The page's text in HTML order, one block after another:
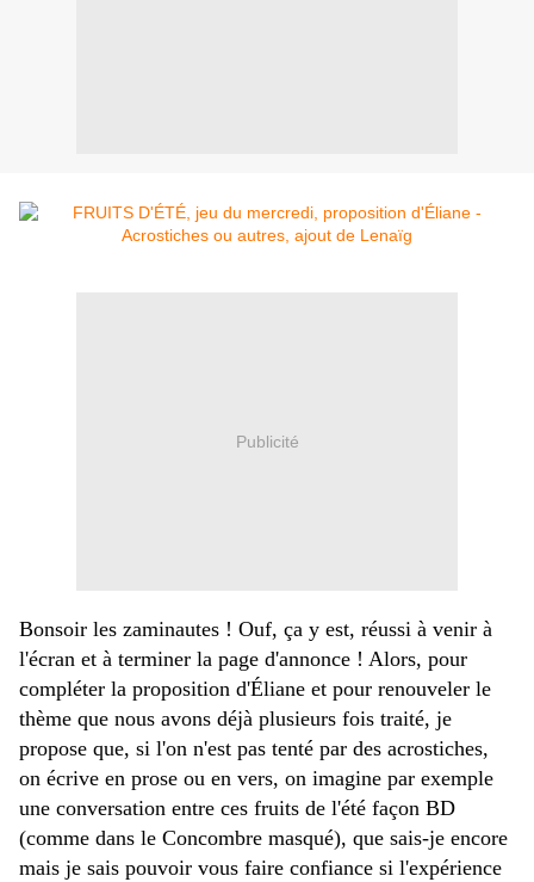
Publicité
Bonsoir les zaminautes ! Ouf, ça y est, réussi à venir à
l'écran et à terminer la page d'annonce ! Alors, pour
compléter la proposition d'Éliane et pour renouveler le
thème que nous avons déjà plusieurs fois traité, je
propose que, si l'on n'est pas tenté par des acrostiches,
on écrive en prose ou en vers, on imagine par exemple
une conversation entre ces fruits de l'été façon BD
(comme dans le Concombre masqué), que sais-je encore
mais je sais pouvoir vous faire confiance si l'expérience